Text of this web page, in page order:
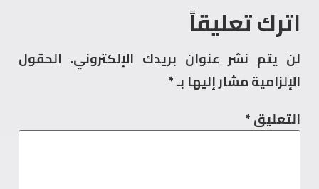
اترك تعليقاً
لن يتم نشر عنوان بريدك الإلكتروني. الحقول
الإلزامية مشار إليها بـ *
التعليق*